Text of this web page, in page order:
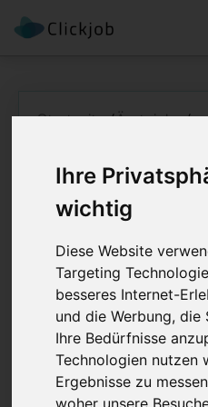
Ihre
wichtig
Diese Website
Targeting
besseres Internet-
und die Werbung, die
Ihre Bedürfnisse
Technologien nutzen
Ergebnisse zu
woher unsere
Startseite/Ärztejobs/
Oberarzt
Fachärztin
Job Details: